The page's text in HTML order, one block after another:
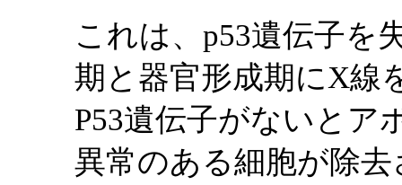
これは、p53遺伝子を
期と器官形成期にX線
P53遺伝子がないとア
異常のある細胞が除